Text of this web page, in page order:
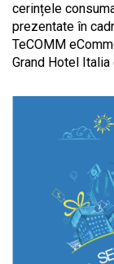
cerințele
prezentate în
TeCOMM
Grand Hotel